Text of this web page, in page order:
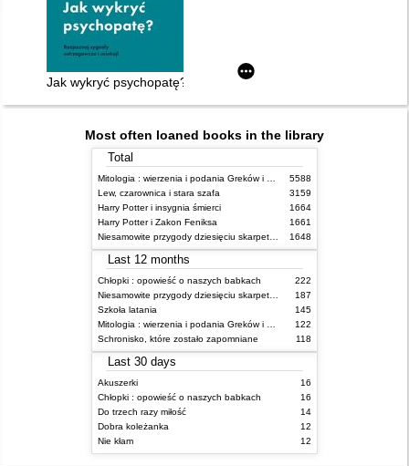
Jak wykryć psychopatę? : rozpoznaj sygnały ostrzegawcze i
Most often loaned books in the library
Total
5588
Lew, czarownica i stara szafa
3159
Harry Potter i insygnia śmierci
1664
Harry Potter i Zakon Feniksa
1661
1648
Last 12 months
Chłopki : opowieść o naszych babkach
222
187
Szkoła latania
145
122
Schronisko, które zostało zapomniane
118
Last 30 days
Akuszerki
16
Chłopki : opowieść o naszych babkach
16
Do trzech razy miłość
14
Dobra koleżanka
12
Nie kłam
12